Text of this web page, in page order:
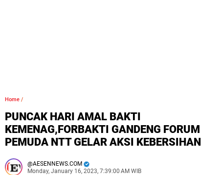
Home /
PUNCAK HARI AMAL BAKTI
KEMENAG,FORBAKTI GANDENG FORUM
PEMUDA NTT GELAR AKSI KEBERSIHAN
AESENNEWS.COM
Monday, January 16, 2023, 7:39:00 AM WIB